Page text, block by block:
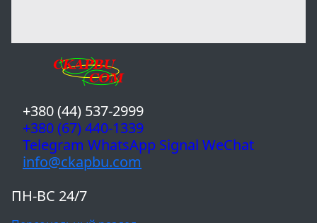
+380 (44) 537-2999
+380 (67) 440-1339
Telegram WhatsApp Signal WeChat
info@ckapbu.com
ПН-ВС 24/7